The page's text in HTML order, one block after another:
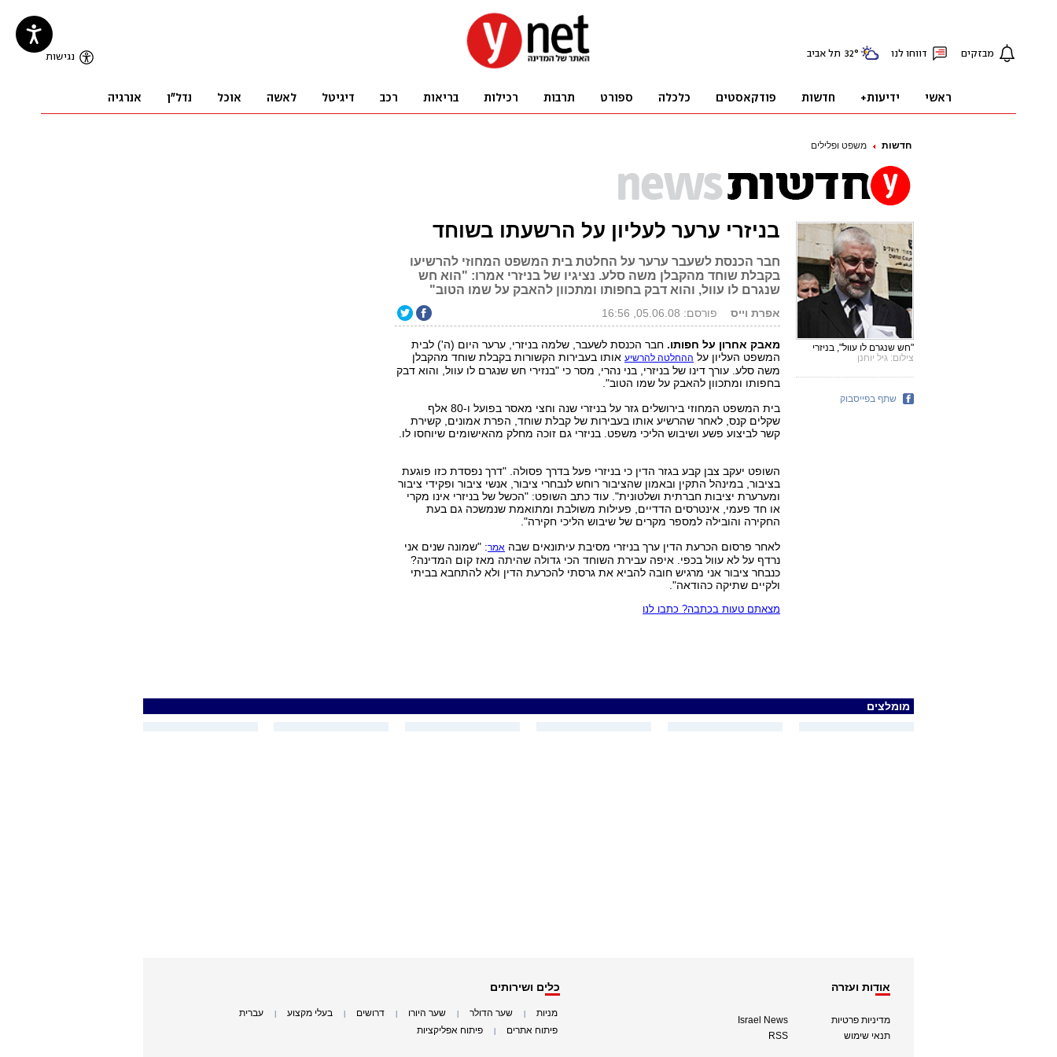
חדשות משפט ופלילים
בניזרי ערער לעליון על הרשעתו בשוחד
חבר הכנסת לשעבר ערער על החלטת בית המשפט המחוזי להרשיעו
בקבלת שוחד מהקבלן משה סלע. נציגיו של בניזרי אמרו: "הוא חש
שנגרם לו עוול, והוא דבק בחפותו ומתכוון להאבק על שמו הטוב"
אפרת וייס פורסם: 05.06.08, 16:56
מאבק אחרון על חפותו. חבר הכנסת לשעבר, שלמה בניזרי, ערער היום (ה') לבית
המשפט העליון על ההחלטה להרשיעאותו בעבירות הקשורות בקבלת שוחד מהקבלן
משה סלע. עורך דינו של בניזרי, בני נהרי, מסר כי "בנזירי חש שנגרם לו עוול, והוא דבק
בחפותו ומתכוון להאבק על שמו הטוב".
בית המשפט המחוזי בירושלים גזר על בניזרי שנה וחצי מאסר בפועל ו-80 אלף
שקלים קנס, לאחר שהרשיע אותו בעבירות של קבלת שוחד, הפרת אמונים, קשירת
קשר לביצוע פשע ושיבוש הליכי משפט. בניזרי גם זוכה מחלק מהאישומים שיוחסו לו.
השופט יעקב צבן קבע בגזר הדין כי בניזרי פעל בדרך פסולה. "דרך נפסדת כזו פוגעת
בציבור, במינהל התקין ובאמון שהציבור רוחש לנבחרי ציבור, אנשי ציבור ופקידי ציבור
ומערערת יציבות חברתית ושלטונית". עוד כתב השופט: "הכשל של בניזרי אינו מקרי
או חד פעמי, אינטרסים הדדיים, פעילות משולבת ומתואמת שנמשכה גם בעת
החקירה והובילה למספר מקרים של שיבוש הליכי חקירה".
לאחר פרסום הכרעת הדין ערך בניזרי מסיבת עיתונאים שבה אמר: "שמונה שנים אני
נרדף על לא עוול בכפי. איפה עבירת השוחד הכי גדולה שהיתה מאז קום המדינה?
כנבחר ציבור אני מרגיש חובה להביא את גרסתי להכרעת הדין ולא להתחבא בביתי
ולקיים שתיקה כהודאה".
מצאתם טעות בכתבה? כתבו לנו
"חש שנגרם לו עוול", בניזרי
צילום: גיל יוחנן
שתף בפייסבוק
מומלצים
אודות ועזרה
מדיניות פרטיות
תנאי שימוש
Israel News
RSS
כלים ושירותים
מניות שער הדולר שער היורו דרושים בעלי מקצוע עברית
פיתוח אתרים פיתוח אפליקציות